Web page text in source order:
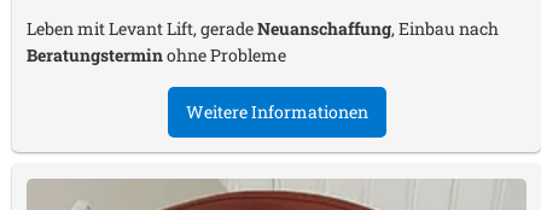
Leben mit Levant Lift, geradeNeuanschaffung, Einbau nach
Beratungsterminohne Probleme
Weitere Informationen